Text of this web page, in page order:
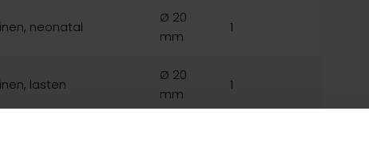
neonatal
Ø 20
mm
1
lasten
Ø 20
mm
1
aikuisten